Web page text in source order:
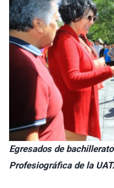
Egresados de
Profesiográfica de la